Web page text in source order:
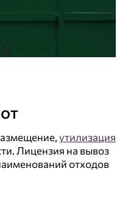
утилизация
Лицензия на вывоз
отходов